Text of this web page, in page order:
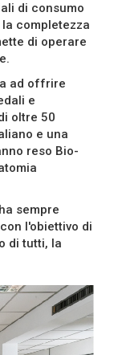
di consumo
completezza
di operare
ad offrire
e
oltre 50
e una
reso Bio-
sempre
l'obiettivo di
di tutti, la